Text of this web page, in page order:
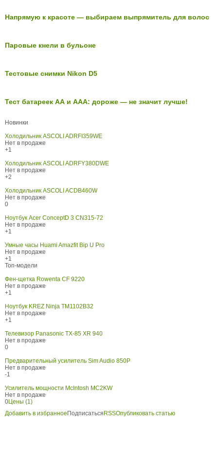
Напрямую к красоте — выбираем выпрямитель для волос
Паровые кнели в бульоне
Тестовые снимки Nikon D5
Тест батареек АА и ААА: дороже — не значит лучше!
Новинки
Холодильник ASCOLI ADRFI359WE
Нет в продаже
+1
Холодильник ASCOLI ADRFY380DWE
Нет в продаже
+2
Холодильник ASCOLI ACDB460W
Нет в продаже
0
Ноутбук Acer ConceptD 3 CN315-72
Нет в продаже
+1
Умные часы Huami Amazfit Bip U Pro
Нет в продаже
+1
Топ-модели
Фен-щетка Rowenta CF 9220
Нет в продаже
+1
Ноутбук KREZ Ninja TM1102B32
Нет в продаже
+1
Телевизор Panasonic TX-85 XR 940
Нет в продаже
0
Предварительный усилитель Sim Audio 850P
Нет в продаже
-1
Усилитель мощности McIntosh MC2KW
Нет в продаже
0Цены (1)
Добавить в избранное Подписаться RSSОпубликовать статью